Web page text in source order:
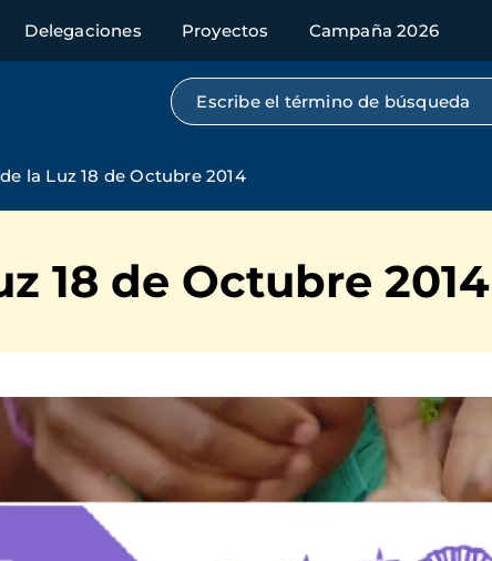
Delegaciones Proyectos Campaña 2026
Búsqueda por texto completo
la Luz 18 de Octubre 2014
18 de Octubre 2014